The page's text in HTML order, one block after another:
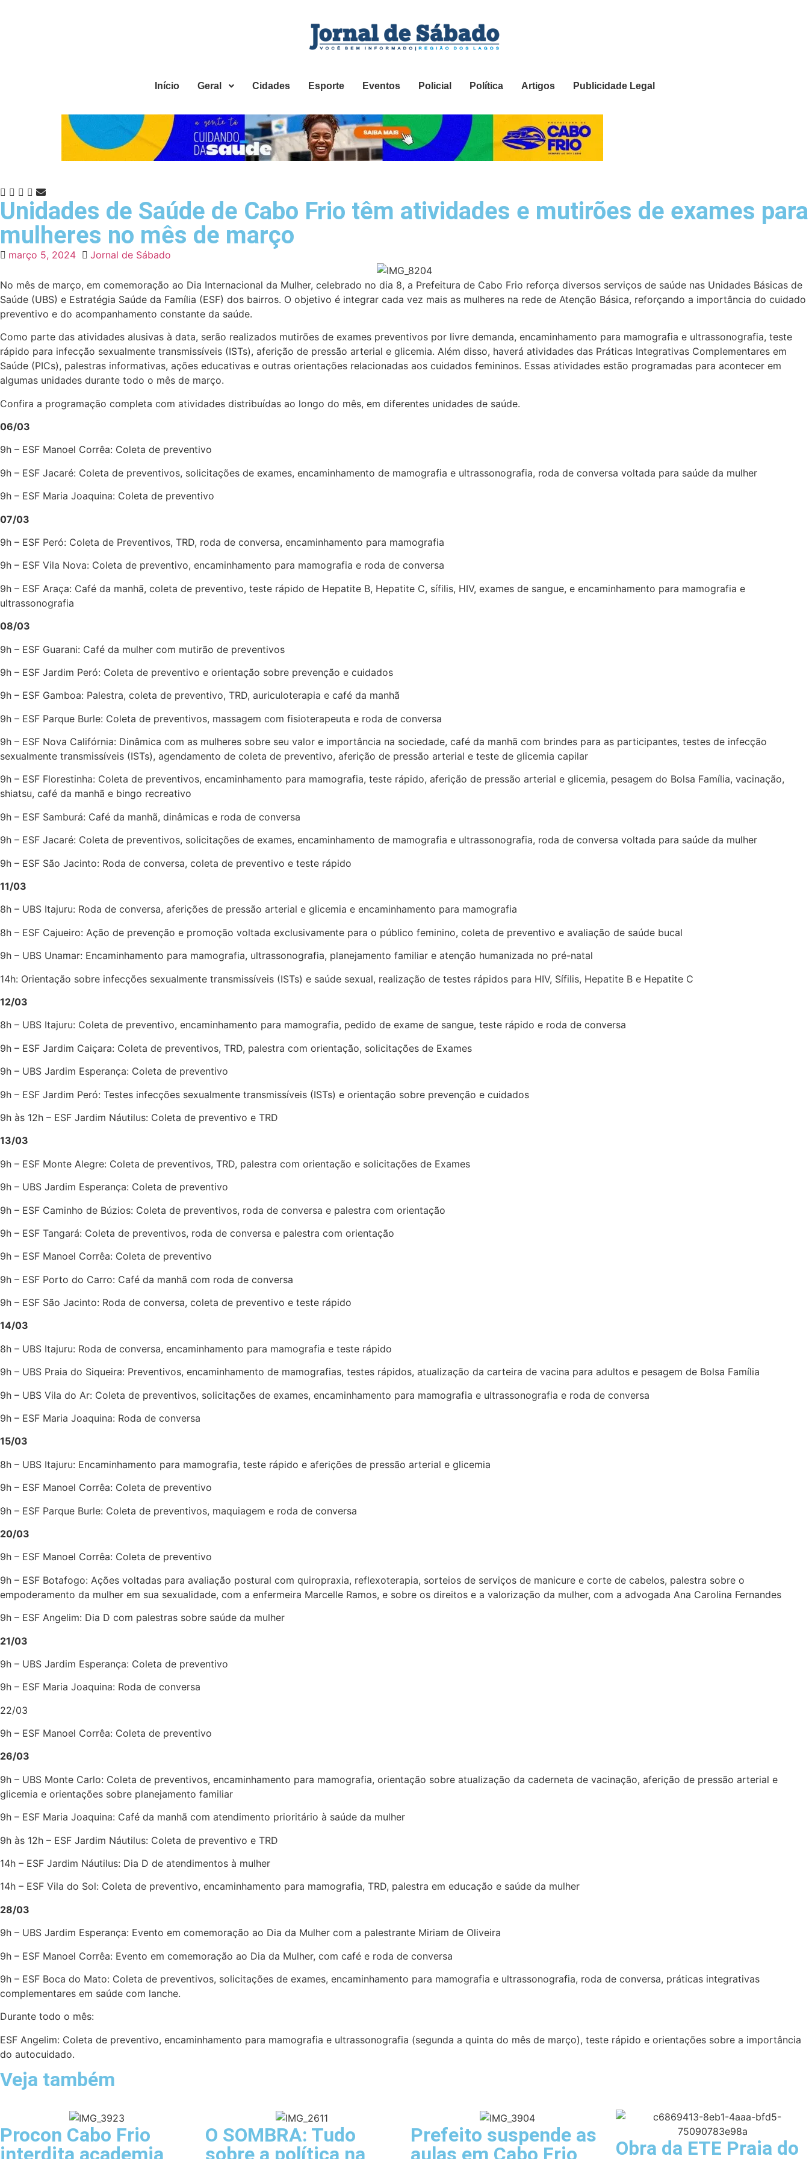
Início Geral Cidades Esporte Eventos Policial Política Artigos Publicidade Legal
Unidades de Saúde de Cabo Frio têm atividades e mutirões de exames para
mulheres no mês de março
março 5, 2024 Jornal de Sábado
No mês de março, em comemoração ao Dia Internacional da Mulher, celebrado no dia 8, a Prefeitura de Cabo Frio reforça diversos serviços de saúde nas Unidades Básicas de
Saúde (UBS) e Estratégia Saúde da Família (ESF) dos bairros. O objetivo é integrar cada vez mais as mulheres na rede de Atenção Básica, reforçando a importância do cuidado
preventivo e do acompanhamento constante da saúde.
Como parte das atividades alusivas à data, serão realizados mutirões de exames preventivos por livre demanda, encaminhamento para mamografia e ultrassonografia, teste
rápido para infecção sexualmente transmissíveis (ISTs), aferição de pressão arterial e glicemia. Além disso, haverá atividades das Práticas Integrativas Complementares em
Saúde (PICs), palestras informativas, ações educativas e outras orientações relacionadas aos cuidados femininos. Essas atividades estão programadas para acontecer em
algumas unidades durante todo o mês de março.
Confira a programação completa com atividades distribuídas ao longo do mês, em diferentes unidades de saúde.
06/03
9h – ESF Manoel Corrêa: Coleta de preventivo
9h – ESF Jacaré: Coleta de preventivos, solicitações de exames, encaminhamento de mamografia e ultrassonografia, roda de conversa voltada para saúde da mulher
9h – ESF Maria Joaquina: Coleta de preventivo
07/03
9h – ESF Peró: Coleta de Preventivos, TRD, roda de conversa, encaminhamento para mamografia
9h – ESF Vila Nova: Coleta de preventivo, encaminhamento para mamografia e roda de conversa
9h – ESF Araça: Café da manhã, coleta de preventivo, teste rápido de Hepatite B, Hepatite C, sífilis, HIV, exames de sangue, e encaminhamento para mamografia e
ultrassonografia
08/03
9h – ESF Guarani: Café da mulher com mutirão de preventivos
9h – ESF Jardim Peró: Coleta de preventivo e orientação sobre prevenção e cuidados
9h – ESF Gamboa: Palestra, coleta de preventivo, TRD, auriculoterapia e café da manhã
9h – ESF Parque Burle: Coleta de preventivos, massagem com fisioterapeuta e roda de conversa
9h – ESF Nova Califórnia: Dinâmica com as mulheres sobre seu valor e importância na sociedade, café da manhã com brindes para as participantes, testes de infecção
sexualmente transmissíveis (ISTs), agendamento de coleta de preventivo, aferição de pressão arterial e teste de glicemia capilar
9h – ESF Florestinha: Coleta de preventivos, encaminhamento para mamografia, teste rápido, aferição de pressão arterial e glicemia, pesagem do Bolsa Família, vacinação,
shiatsu, café da manhã e bingo recreativo
9h – ESF Samburá: Café da manhã, dinâmicas e roda de conversa
9h – ESF Jacaré: Coleta de preventivos, solicitações de exames, encaminhamento de mamografia e ultrassonografia, roda de conversa voltada para saúde da mulher
9h – ESF São Jacinto: Roda de conversa, coleta de preventivo e teste rápido
11/03
8h – UBS Itajuru: Roda de conversa, aferições de pressão arterial e glicemia e encaminhamento para mamografia
8h – ESF Cajueiro: Ação de prevenção e promoção voltada exclusivamente para o público feminino, coleta de preventivo e avaliação de saúde bucal
9h – UBS Unamar: Encaminhamento para mamografia, ultrassonografia, planejamento familiar e atenção humanizada no pré-natal
14h: Orientação sobre infecções sexualmente transmissíveis (ISTs) e saúde sexual, realização de testes rápidos para HIV, Sífilis, Hepatite B e Hepatite C
12/03
8h – UBS Itajuru: Coleta de preventivo, encaminhamento para mamografia, pedido de exame de sangue, teste rápido e roda de conversa
9h – ESF Jardim Caiçara: Coleta de preventivos, TRD, palestra com orientação, solicitações de Exames
9h – UBS Jardim Esperança: Coleta de preventivo
9h – ESF Jardim Peró: Testes infecções sexualmente transmissíveis (ISTs) e orientação sobre prevenção e cuidados
9h às 12h – ESF Jardim Náutilus: Coleta de preventivo e TRD
13/03
9h – ESF Monte Alegre: Coleta de preventivos, TRD, palestra com orientação e solicitações de Exames
9h – UBS Jardim Esperança: Coleta de preventivo
9h – ESF Caminho de Búzios: Coleta de preventivos, roda de conversa e palestra com orientação
9h – ESF Tangará: Coleta de preventivos, roda de conversa e palestra com orientação
9h – ESF Manoel Corrêa: Coleta de preventivo
9h – ESF Porto do Carro: Café da manhã com roda de conversa
9h – ESF São Jacinto: Roda de conversa, coleta de preventivo e teste rápido
14/03
8h – UBS Itajuru: Roda de conversa, encaminhamento para mamografia e teste rápido
9h – UBS Praia do Siqueira: Preventivos, encaminhamento de mamografias, testes rápidos, atualização da carteira de vacina para adultos e pesagem de Bolsa Família
9h – UBS Vila do Ar: Coleta de preventivos, solicitações de exames, encaminhamento para mamografia e ultrassonografia e roda de conversa
9h – ESF Maria Joaquina: Roda de conversa
15/03
8h – UBS Itajuru: Encaminhamento para mamografia, teste rápido e aferições de pressão arterial e glicemia
9h – ESF Manoel Corrêa: Coleta de preventivo
9h – ESF Parque Burle: Coleta de preventivos, maquiagem e roda de conversa
20/03
9h – ESF Manoel Corrêa: Coleta de preventivo
9h – ESF Botafogo: Ações voltadas para avaliação postural com quiropraxia, reflexoterapia, sorteios de serviços de manicure e corte de cabelos, palestra sobre o
empoderamento da mulher em sua sexualidade, com a enfermeira Marcelle Ramos, e sobre os direitos e a valorização da mulher, com a advogada Ana Carolina Fernandes
9h – ESF Angelim: Dia D com palestras sobre saúde da mulher
21/03
9h – UBS Jardim Esperança: Coleta de preventivo
9h – ESF Maria Joaquina: Roda de conversa
22/03
9h – ESF Manoel Corrêa: Coleta de preventivo
26/03
9h – UBS Monte Carlo: Coleta de preventivos, encaminhamento para mamografia, orientação sobre atualização da caderneta de vacinação, aferição de pressão arterial e
glicemia e orientações sobre planejamento familiar
9h – ESF Maria Joaquina: Café da manhã com atendimento prioritário à saúde da mulher
9h às 12h – ESF Jardim Náutilus: Coleta de preventivo e TRD
14h – ESF Jardim Náutilus: Dia D de atendimentos à mulher
14h – ESF Vila do Sol: Coleta de preventivo, encaminhamento para mamografia, TRD, palestra em educação e saúde da mulher
28/03
9h – UBS Jardim Esperança: Evento em comemoração ao Dia da Mulher com a palestrante Miriam de Oliveira
9h – ESF Manoel Corrêa: Evento em comemoração ao Dia da Mulher, com café e roda de conversa
9h – ESF Boca do Mato: Coleta de preventivos, solicitações de exames, encaminhamento para mamografia e ultrassonografia, roda de conversa, práticas integrativas
complementares em saúde com lanche.
Durante todo o mês:
ESF Angelim: Coleta de preventivo, encaminhamento para mamografia e ultrassonografia (segunda a quinta do mês de março), teste rápido e orientações sobre a importância
do autocuidado.
Veja também
Procon Cabo Frio
interdita academia
O SOMBRA: Tudo
sobre a política na
Prefeito suspende as
aulas em Cabo Frio
Obra da ETE Praia do